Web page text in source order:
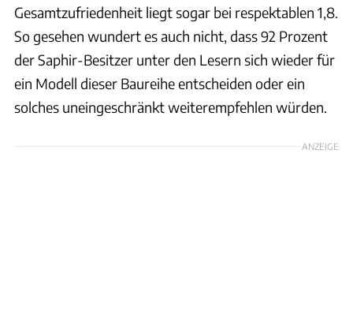
Gesamtzufriedenheit liegt sogar bei respektablen 1,8.
So gesehen wundert es auch nicht, dass 92 Prozent
der Saphir-Besitzer unter den Lesern sich wieder für
ein Modell dieser Baureihe entscheiden oder ein
solches uneingeschränkt weiterempfehlen würden.
ANZEIGE